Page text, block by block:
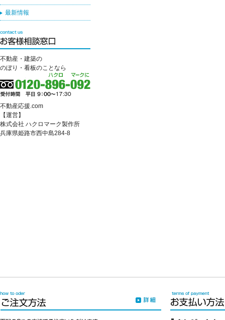
最新情報
不動産・建築の
のぼり・看板のことなら
不動産応援.com
【運営】
株式会社 ハクロマーク製作所
兵庫県姫路市西中島284-8